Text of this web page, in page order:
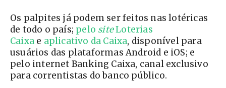
Os palpites já podem ser feitos nas lotéricas
de todo o país; pelo siteLoterias
Caixa e aplicativo da Caixa, disponível para
usuários das plataformas Android e iOS; e
pelo internet Banking Caixa, canal exclusivo
para correntistas do banco público.